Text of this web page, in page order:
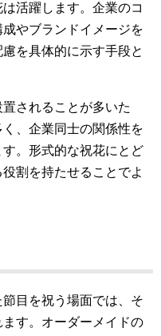
活躍します。企業のコ
やブランドイメージを
を具体的に示す手段と
されることが多いた
、企業同士の関係性を
。形式的な祝花にとど
割を持たせることでよ
目を祝う場面では、そ
す。オーダーメイドの